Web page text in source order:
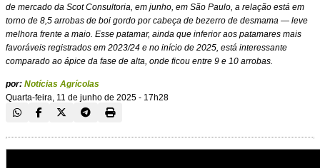
de mercado da Scot Consultoria, em junho, em São Paulo, a relação está em
torno de 8,5 arrobas de boi gordo por cabeça de bezerro de desmama — leve
melhora frente a maio. Esse patamar, ainda que inferior aos patamares mais
favoráveis registrados em 2023/24 e no início de 2025, está interessante
comparado ao ápice da fase de alta, onde ficou entre 9 e 10 arrobas.
por: Notícias Agrícolas
Quarta-feira, 11 de junho de 2025 - 17h28